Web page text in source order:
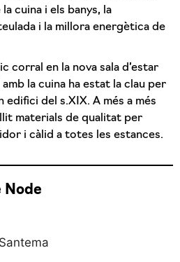
cuina i els banys, la
i la millora energètica de
corral en la nova sala d’estar
la cuina ha estat la clau per
edifici del s.XIX. A més a més
materials de qualitat per
i càlid a totes les estances.
Node
Santema